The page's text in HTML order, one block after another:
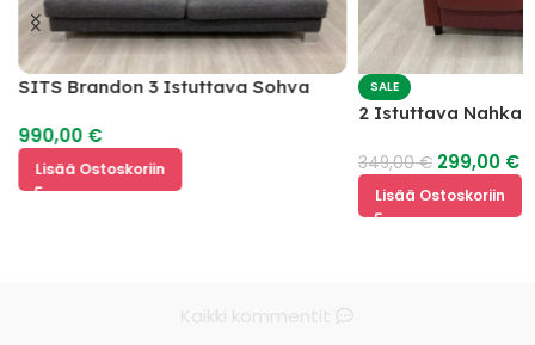
SITS Brandon 3 Istuttava Sohva
990,00 €
Lisää Ostoskoriin
SALE
2 Istuttava
349,00€ 299,00 €
Lisää Ostoskoriin